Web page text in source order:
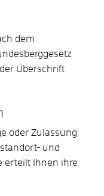
dem
Überschrift
oder Zulassung
und
erteilt Ihnen ihre